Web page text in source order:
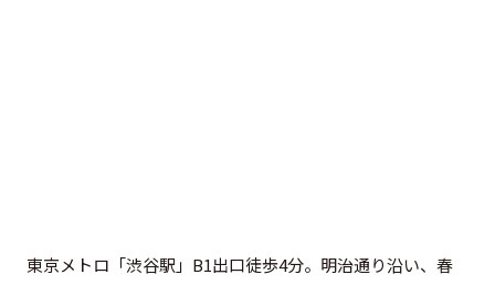
東京メトロ「渋谷駅」B1出口徒歩4分。明治通り沿い、春